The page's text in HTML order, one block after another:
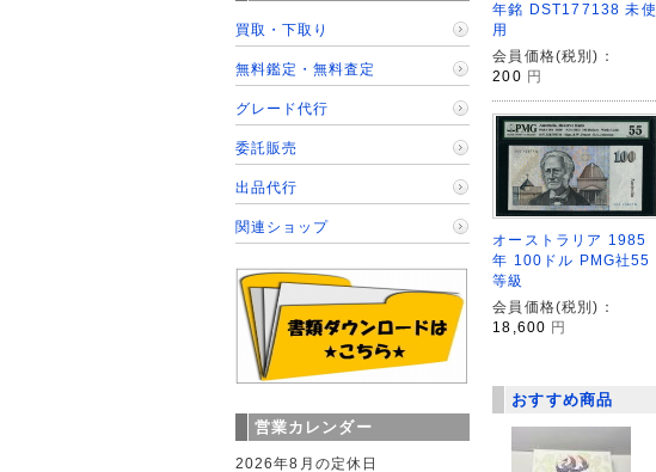
年銘 DST177138 未使
用
会員価格(税別)：
200 円
オーストラリア 1985
年 100ドル PMG社55
等級
会員価格(税別)：
18,600 円
おすすめ商品
買取・下取り
無料鑑定・無料査定
グレード代行
委託販売
出品代行
関連ショップ
営業カレンダー
2026年8月の定休日